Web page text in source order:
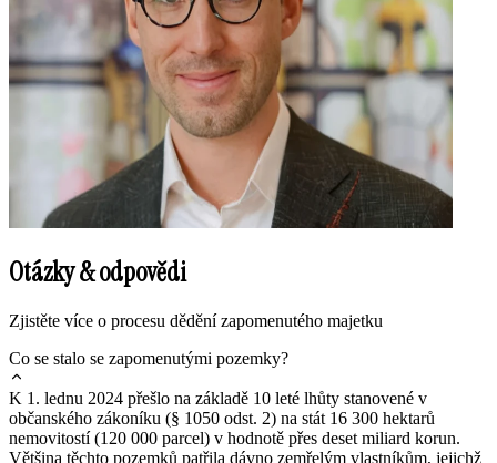
Otázky & odpovědi
Zjistěte více o procesu dědění zapomenutého majetku
Co se stalo se zapomenutými pozemky?
K 1. lednu 2024 přešlo na základě 10 leté lhůty stanovené v
občanského zákoníku (§ 1050 odst. 2) na stát 16 300 hektarů
nemovitostí (120 000 parcel) v hodnotě přes deset miliard korun.
Většina těchto pozemků patřila dávno zemřelým vlastníkům, jejichž